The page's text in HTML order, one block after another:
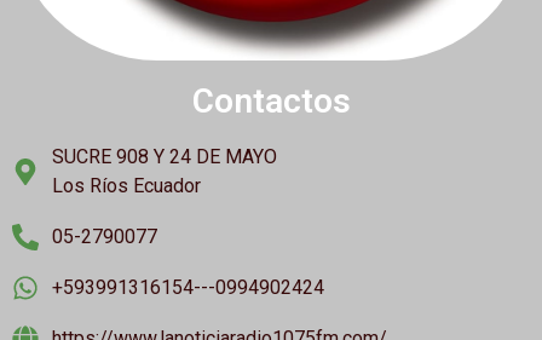
Contactos
SUCRE 908 Y 24 DE MAYO
Los Ríos Ecuador
05-2790077
+593991316154---0994902424